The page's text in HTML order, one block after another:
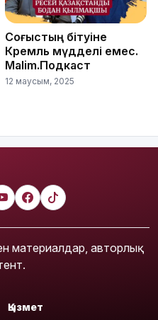
Соғыстың бітуіне
Кремль мүдделі емес.
Malim.Подкаст
12 маусым, 2025
материалдар, авторлық
Қызмет